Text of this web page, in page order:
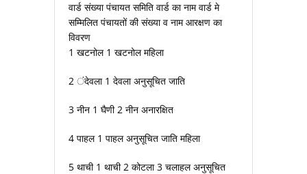
वार्ड संख्या पंचायत समिति वार्ड का नाम वार्ड मे
सम्मिलित पंचायतों की संख्या व नाम आरक्षण का
विवरण
1 खटनोल 1 खटनोल महिला
2 ंदेवला 1 देवला अनुसूचित जाति
3 नीन 1 घैणी 2 नीन अनारक्षित
4 पाहल 1 पाहल अनुसूचित जाति महिला
5 थाची 1 थाची 2 कोटला 3 चलाहल अनुसूचित